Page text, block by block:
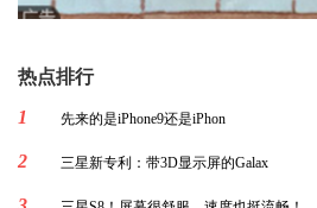
热点排行
1
先来的是iPhone9还是iPhon
2 三星新专利：带3D显示屏的Galax